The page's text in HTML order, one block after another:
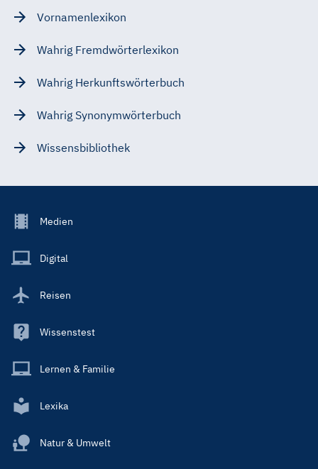
Vornamenlexikon
Wahrig Fremdwörterlexikon
Wahrig Herkunftswörterbuch
Wahrig Synonymwörterbuch
Wissensbibliothek
Footer
Main
Medien
Digital
Reisen
Wissenstest
Lernen & Familie
Lexika
Natur & Umwelt